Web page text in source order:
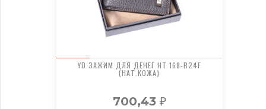
YD ЗАЖИМ ДЛЯ ДЕНЕГ HT 168-R24F
(НАТ.КОЖА)
700,43 ₽